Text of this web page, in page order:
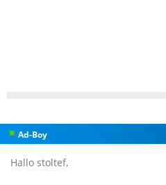
Ad-Boy
Hallo stoltef,